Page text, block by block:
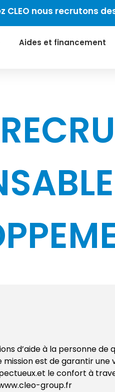
recrutons des
Aides et financement
d’aide à la personne
est de garantir une
le confort à
group.fr